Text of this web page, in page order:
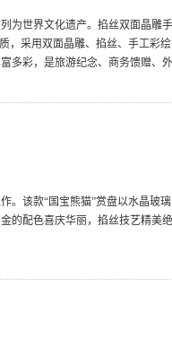
为世界文化遗产。掐丝双面晶雕
，采用双面晶雕、掐丝、手工彩
多彩，是旅游纪念、商务馈赠、外
。该款“国宝熊猫”赏盘以水晶玻
的配色喜庆华丽，掐丝技艺精美